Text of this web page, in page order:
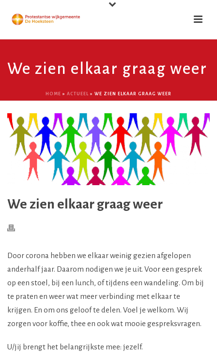
We zien elkaar graag weer
HOME » ACTUEEL » WE ZIEN ELKAAR GRAAG WEER
We zien elkaar graag weer
Door corona hebben we elkaar weinig gezien afgelopen
anderhalf jaar. Daarom nodigen we je uit. Voor een gesprek
op een stoel, bij een lunch, of tijdens een wandeling. Om bij
te praten en weer wat meer verbinding met elkaar te
krijgen. En om ons geloof te delen. Voel je welkom. Wij
zorgen voor koffie, thee en ook wat mooie gespreksvragen.
U/jij brengt het belangrijkste mee: jezelf.